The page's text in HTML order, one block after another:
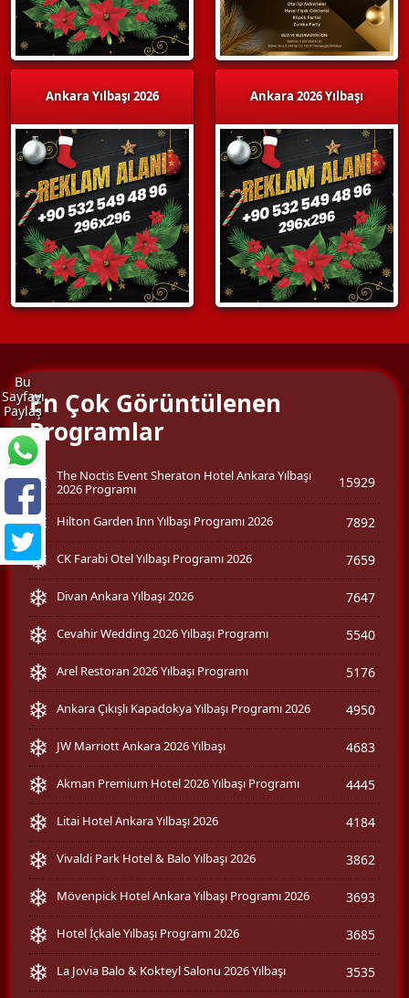
Ankara Yılbaşı 2026 Ankara 2026 Yılbaşı
Bu
Sayfayı
PaylaşEn Çok Görüntülenen
Programlar
The Noctis Event Sheraton Hotel Ankara Yılbaşı
2026 Programı
15929
Hilton Garden Inn Yılbaşı Programı 2026 7892
CK Farabi Otel Yılbaşı Programı 2026 7659
Divan Ankara Yılbaşı 2026 7647
Cevahir Wedding 2026 Yılbaşı Programı 5540
Arel Restoran 2026 Yılbaşı Programı 5176
Ankara Çıkışlı Kapadokya Yılbaşı Programı 2026 4950
JW Marriott Ankara 2026 Yılbaşı 4683
Akman Premium Hotel 2026 Yılbaşı Programı 4445
Litai Hotel Ankara Yılbaşı 2026 4184
Vivaldi Park Hotel & Balo Yılbaşı 2026 3862
Mövenpick Hotel Ankara Yılbaşı Programı 2026 3693
Hotel İçkale Yılbaşı Programı 2026 3685
La Jovia Balo & Kokteyl Salonu 2026 Yılbaşı 3535